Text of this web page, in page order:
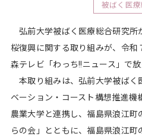
被ばく医
弘前大学被ばく医療総合研究所
桜復興に関する取り組みが、令和
森テレビ「わっち!!ニュース」で放
本取り組みは、弘前大学被ばく
ベーション・コースト構想推進機
農業大学と連携し、福島県浪江町
らの会」とともに、福島県浪江町